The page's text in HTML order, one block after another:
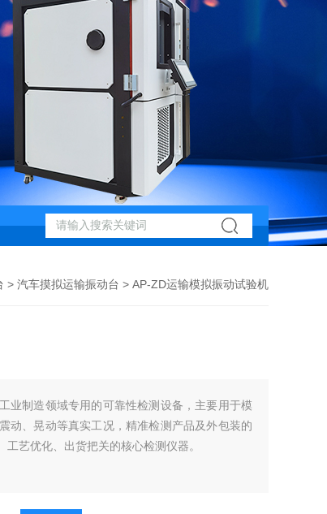
> 汽车摸拟运输振动台 > AP-ZD运输模拟振动试验机
业制造领域专用的可靠性检测设备，主要用于模
动、晃动等真实工况，精准检测产品及外包装的
艺优化、出货把关的核心检测仪器。